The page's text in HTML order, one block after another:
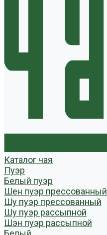
Каталог чая
Пуэр
Белый пуэр
Шен пуэр прессованный
Шу пуэр прессованный
Шу пуэр рассыпной
Шэн пуэр рассыпной